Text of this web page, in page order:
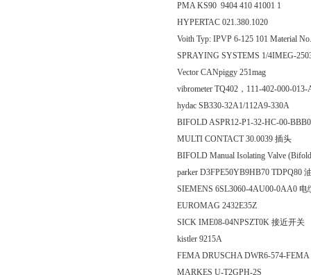
PMA KS90 9404 410 41001 1
HYPERTAC 021.380.1020
Voith Typ: IPVP 6-125 101 Material
SPRAYING SYSTEMS 1/4IMEG-
Vector CANpiggy 251mag
vibrometer TQ402，111-402-000-
hydac SB330-32A1/112A9-330A
BIFOLD ASPR12-P1-32-HC-00-
MULTI CONTACT 30.0039 插头
BIFOLD Manual Isolating Valve
parker D3FPE50YB9HB70 TDPQ80
SIEMENS 6SL3060-4AU00-0AA0 电
EUROMAG 2432E35Z
SICK IME08-04NPSZT0K 接近开关
kistler 9215A
FEMA DRUSCHA DWR6-574-FEMA
MARKES U-T2GPH-2S